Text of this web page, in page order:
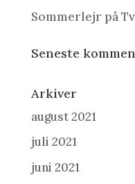
Sommerlejr på
Seneste
Arkiver
august 2021
juli 2021
juni 2021